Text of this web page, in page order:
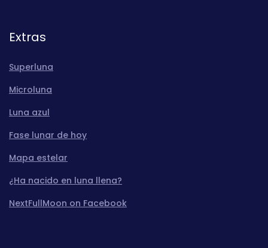
Extras
Superluna
Microluna
Luna azul
Fase lunar de hoy
Mapa estelar
¿Ha nacido en luna llena?
NextFullMoon on Facebook